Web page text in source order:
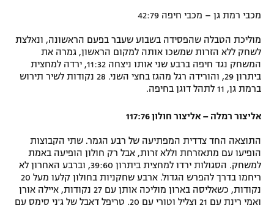
מדיניות פרטיות
תקנון פעילות ספורט 1
לוח דרושים – ג'ובנט
תגיות
אומנויות לחימה
גיימינג E-Sports
מכבי רמת גן – מכבי חיפה 42:79
מוליכת הטבלה שהפסידה בשבוע שעבר בפעם הראשונה, ונאלצת
לשחק ללא הזרות שמשכו אותה למקום הראשון, גמרה את
המשחק נגד חיפה ברבע שני אותו ניצחה 11:32, ירדה למחצית
ביתרון 29, והורידה רגל מהגז בחצי השני. 28 נקודות לשיר תירוש
ברמת גן, 11 לתהל דוגן בחיפה.
אליצור רמלה – אליצור חולון 117:76
התוצאה החד צדדית המפתיעה של רבע הגמר. שתי הקבוצות
הופיעו עם מתאזרחת וללא זרות, אבל רק חולון הופיעה באמת
למשחק. הסגולות ירדו למחצית ביתרון 39:60, וברבע האחרון לא
ריחמו בדרך להפרש הגדול. ארבע שחקניות בחולון קלעו מעל 20
נקודות, כשאליסה בארון מוליכה אותן עם 27 נקודות, איילה אורן
ואמי רינת עם 21 וצליל וטורי עם 20. טריפל דאבל של ג'ני סימס עם